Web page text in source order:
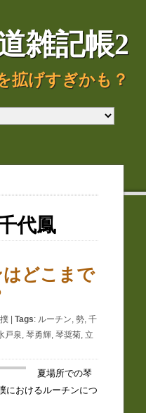
雑記帳2
拡げすぎかも？
代鳳
どこまで
|Tags: ルーチン,勢,千
戸泉,琴勇輝,琴奨菊,立
夏場所での琴
におけるルーチンにつ